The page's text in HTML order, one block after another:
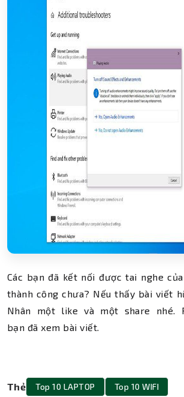
Các bạn đã kết nối được tai nghe
thành công chưa? Nếu thấy bài viết
Nhân một like và một share nhé.
bạn đã xem bài viết.
Thẻ Top 10 LAPTOP Top 10 WIFI